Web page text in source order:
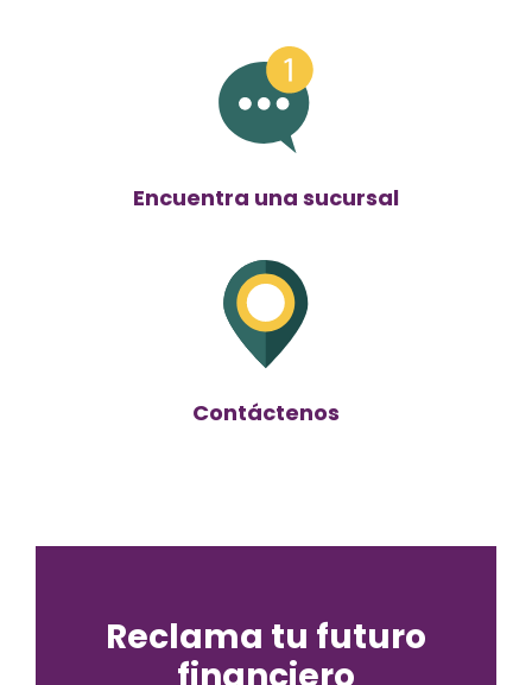
Encuentra una sucursal
Contáctenos
Reclama tu futuro